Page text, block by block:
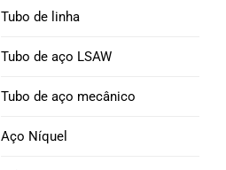
Tubo de revestimento
revestimento P110
Tubo de linha
Tubo de aço LSAW
Tubo de aço mecânico
Aço Níquel